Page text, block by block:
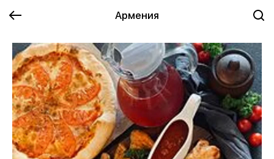
Армения